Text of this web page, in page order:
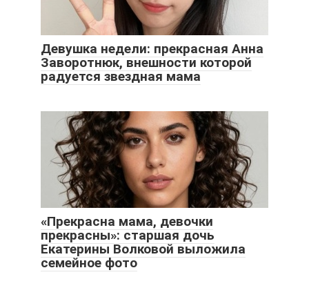
Девушка недели: прекрасная Анна
Заворотнюк, внешности которой
радуется звездная мама
«Прекрасна мама, девочки
прекрасны»: старшая дочь
Екатерины Волковой выложила
семейное фото